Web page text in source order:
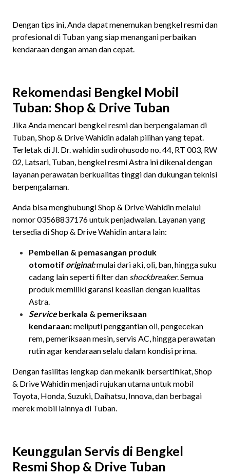
Dengan tips ini, Anda dapat menemukan bengkel resmi dan
profesional di Tuban yang siap menangani perbaikan
kendaraan dengan aman dan cepat.
Rekomendasi Bengkel Mobil
Tuban: Shop & Drive Tuban
Jika Anda mencari bengkel resmi dan berpengalaman di
Tuban, Shop & Drive Wahidin adalah pilihan yang tepat.
Terletak di Jl. Dr. wahidin sudirohusodo no. 44, RT 003, RW
02, Latsari, Tuban, bengkel resmi Astra ini dikenal dengan
layanan perawatan berkualitas tinggi dan dukungan teknisi
berpengalaman.
Anda bisa menghubungi Shop & Drive Wahidin melalui
nomor 03568837176 untuk penjadwalan. Layanan yang
tersedia di Shop & Drive Wahidin antara lain:
Pembelian & pemasangan produk
otomotif original:mulai dari aki, oli, ban, hingga suku
cadang lain seperti filter dan shockbreaker. Semua
produk memiliki garansi keaslian dengan kualitas
Astra.
Serviceberkala & pemeriksaan
kendaraan:meliputi penggantian oli, pengecekan
rem, pemeriksaan mesin, servis AC, hingga perawatan
rutin agar kendaraan selalu dalam kondisi prima.
Dengan fasilitas lengkap dan mekanik bersertifikat, Shop
& Drive Wahidin menjadi rujukan utama untuk mobil
Toyota, Honda, Suzuki, Daihatsu, Innova, dan berbagai
merek mobil lainnya di Tuban.
Keunggulan Servis di Bengkel
Resmi Shop & Drive Tuban